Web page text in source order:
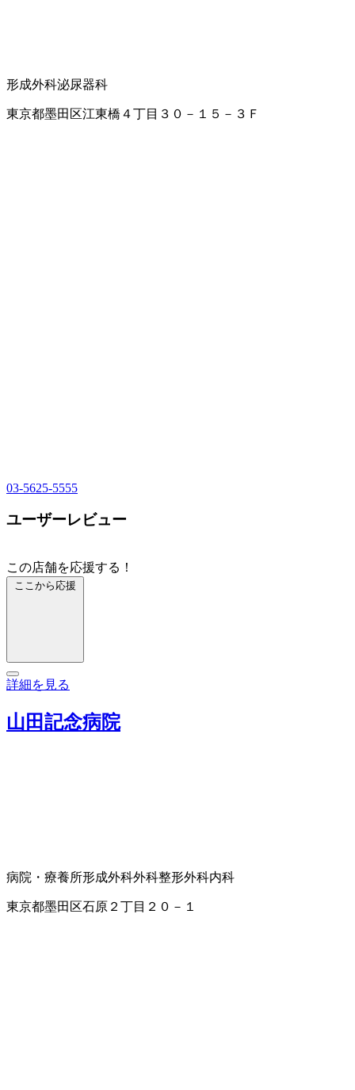
形成外科泌尿器科
東京都墨田区江東橋４丁目３０－１５－３Ｆ
03-5625-5555
ユーザーレビュー
この店舗を応援する！
ここから応援
詳細を見る
山田記念病院
病院・療養所形成外科外科整形外科内科
東京都墨田区石原２丁目２０－１